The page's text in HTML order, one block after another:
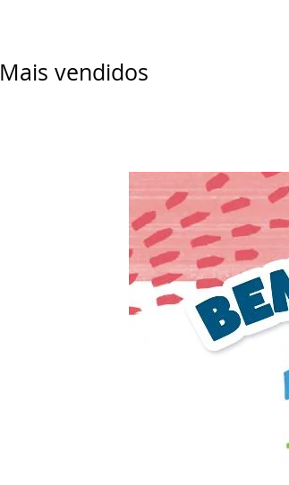
Mais vendidos